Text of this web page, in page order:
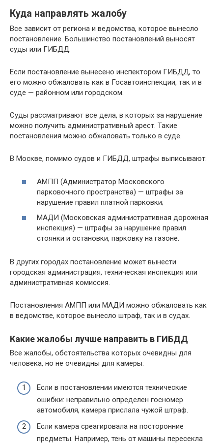
Куда направлять жалобу
Все зависит от региона и ведомства, которое вынесло
постановление. Большинство постановлений выносят
суды или ГИБДД.
Если постановление вынесено инспектором ГИБДД, то
его можно обжаловать как в Госавтоинспекции, так и в
суде — районном или городском.
Суды рассматривают все дела, в которых за нарушение
можно получить административный арест. Такие
постановления можно обжаловать только в суде.
В Москве, помимо судов и ГИБДД, штрафы выписывают:
АМПП (Администратор Московского
парковочного пространства) — штрафы за
нарушение правил платной парковки;
МАДИ (Московская административная дорожная
инспекция) — штрафы за нарушение правил
стоянки и остановки, парковку на газоне.
В других городах постановление может вынести
городская администрация, техническая инспекция или
административная комиссия.
Постановления АМПП или МАДИ можно обжаловать как
в ведомстве, которое вынесло штраф, так и в судах.
Какие жалобы лучше направить в ГИБДД
Все жалобы, обстоятельства которых очевидны для
человека, но не очевидны для камеры:
Если в постановлении имеются технические
ошибки: неправильно определен госномер
автомобиля, камера прислала чужой штраф.
Если камера среагировала на посторонние
предметы. Например, тень от машины пересекла